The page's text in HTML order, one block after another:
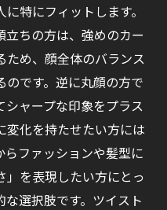
特にフィットします。
立ちの方は、強めのカー
ため、顔全体のバランス
です。逆に丸顔の方で
ャープな印象をプラス
変化を持たせたい方には
ファッションや髪型に
」を表現したい方にとっ
選択肢です。ツイスト